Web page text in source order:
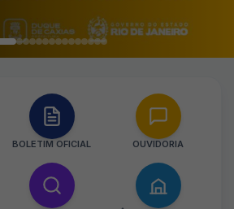
BOLETIM OFICIAL OUVIDORIA